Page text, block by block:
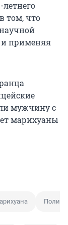
том, что
и применяя
мужчину с
марихуаны